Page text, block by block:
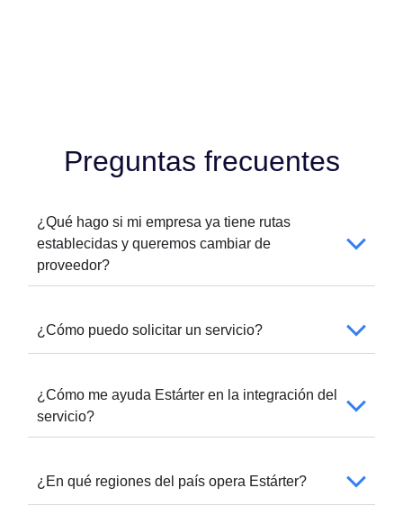
Preguntas frecuentes
¿Qué hago si mi empresa ya tiene rutas
establecidas y queremos cambiar de
proveedor?
¿Cómo puedo solicitar un servicio?
¿Cómo me ayuda Estárter en la integración del
servicio?
¿En qué regiones del país opera Estárter?